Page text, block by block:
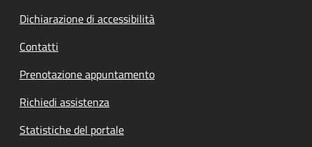
Dichiarazione di accessibilità
Contatti
Prenotazione appuntamento
Richiedi assistenza
Statistiche del portale